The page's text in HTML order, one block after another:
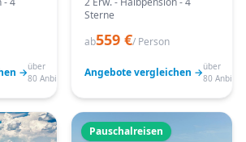
→über
80 Anbieter
Sterne
ab559 €/ Person
Angebote vergleichen →über
80
Pauschalreisen